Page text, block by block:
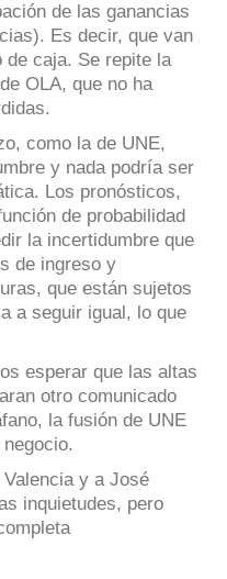
de las ganancias
Es decir, que van
caja. Se repite la
OLA, que no ha
como la de UNE,
y nada podría ser
Los pronósticos,
de probabilidad
la incertidumbre que
de ingreso y
que están sujetos
a seguir igual, lo que
esperar que las altas
otro comunicado
la fusión de UNE
y a José
inquietudes, pero